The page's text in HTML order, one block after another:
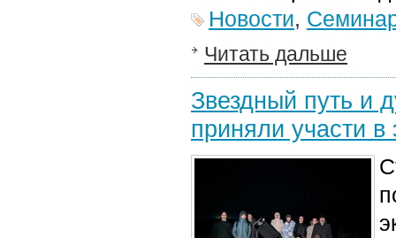
Новости,
Читать дальше
Звездный путь и
приняли участи